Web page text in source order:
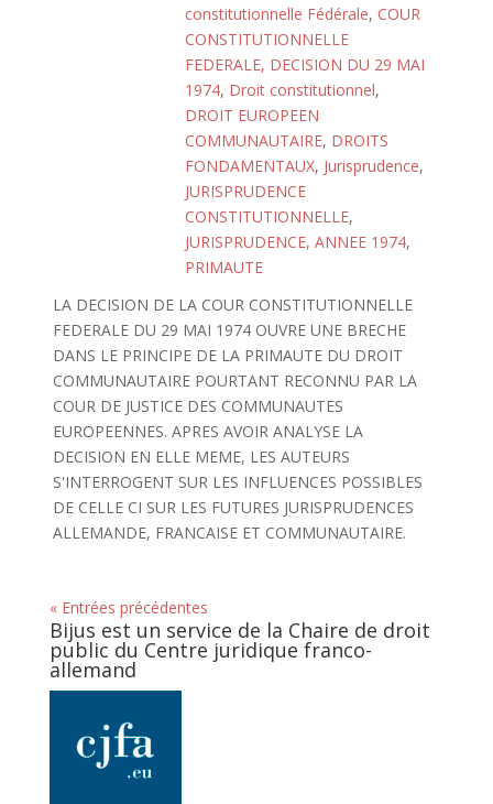
constitutionnelle Fédérale, COUR
CONSTITUTIONNELLE
FEDERALE, DECISION DU 29 MAI
1974, Droit constitutionnel,
DROIT EUROPEEN
COMMUNAUTAIRE, DROITS
FONDAMENTAUX, Jurisprudence,
JURISPRUDENCE
CONSTITUTIONNELLE,
JURISPRUDENCE, ANNEE 1974,
PRIMAUTE
LA DECISION DE LA COUR CONSTITUTIONNELLE
FEDERALE DU 29 MAI 1974 OUVRE UNE BRECHE
DANS LE PRINCIPE DE LA PRIMAUTE DU DROIT
COMMUNAUTAIRE POURTANT RECONNU PAR LA
COUR DE JUSTICE DES COMMUNAUTES
EUROPEENNES. APRES AVOIR ANALYSE LA
DECISION EN ELLE MEME, LES AUTEURS
S'INTERROGENT SUR LES INFLUENCES POSSIBLES
DE CELLE CI SUR LES FUTURES JURISPRUDENCES
ALLEMANDE, FRANCAISE ET COMMUNAUTAIRE.
« Entrées précédentes
Bijus est un service de la Chaire de droit
public du Centre juridique franco-
allemand